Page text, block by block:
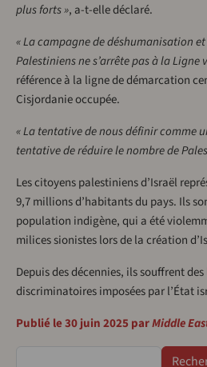
plus forts », a-t-elle déclaré.
« La campagne de déshumanisation
Palestiniens ne s’arrête pas à la Ligne
référence à la ligne de démarcation
Cisjordanie occupée.
« La tentative de nous définir comme
tentative de réduire le nombre de
Les citoyens palestiniens d’Israël
9,7 millions d’habitants du pays. Ils
population indigène, qui a été
milices sionistes lors de la création
Depuis des décennies, ils souffrent des
discriminatoires imposées par l’État
Publié le 30 juin 2025 parMiddle